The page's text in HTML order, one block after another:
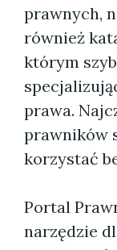
prawnych,
również
którym
prawa.
prawników
korzystać
Portal
narzędzie